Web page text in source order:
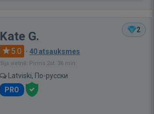
2
Kate G.
5.0 · 40 atsauksmes
Bija vietnē: Pirms 2st. 36 min.
Latviski, По-русски
PRO